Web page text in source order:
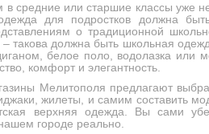
средние или старшие классы уже
для подростков должна
о традиционной
такова должна быть школьная
белое поло, водолазка или
комфорт и элегантность.
Мелитополя предлагают
жилеты, и самим составить
верхняя одежда. Вы сами
городе реально.